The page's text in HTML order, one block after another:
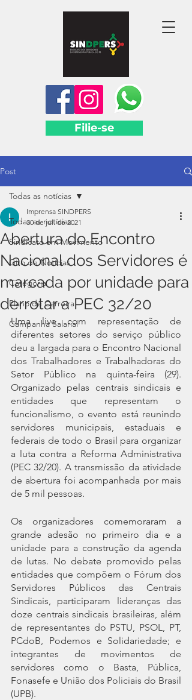
Filie-se
Post
Todas as notícias
Sindicato em Movimento
Giro de Notícias
Categoria
Plano de Carreira
Campanha Salarial
Todas as notícias
Abertura do Encontro
Nacional dos Servidores é
marcada por unidade para
derrotar a PEC 32/20
Imprensa SINDPERS
30 de jul. de 2021
Uma live com representação de
diferentes setores do serviço público
deu a largada para o Encontro Nacional
dos Trabalhadores e Trabalhadoras do
Setor Público na quinta-feira (29).
Organizado pelas centrais sindicais e
entidades que representam o
funcionalismo, o evento está reunindo
servidores municipais, estaduais e
federais de todo o Brasil para organizar
a luta contra a Reforma Administrativa
(PEC 32/20). A transmissão da atividade
de abertura foi acompanhada por mais
de 5 mil pessoas.
Os organizadores comemoraram a
grande adesão no primeiro dia e a
unidade para a construção da agenda
de lutas. No debate promovido pelas
entidades que compõem o Fórum dos
Servidores Públicos das Centrais
Sindicais, participaram lideranças das
doze centrais sindicais brasileiras, além
de representantes do PSTU, PSOL, PT,
PCdoB, Podemos e Solidariedade; e
integrantes de movimentos de
servidores como o Basta, Pública,
Fonasefe e União dos Policiais do Brasil
(UPB).